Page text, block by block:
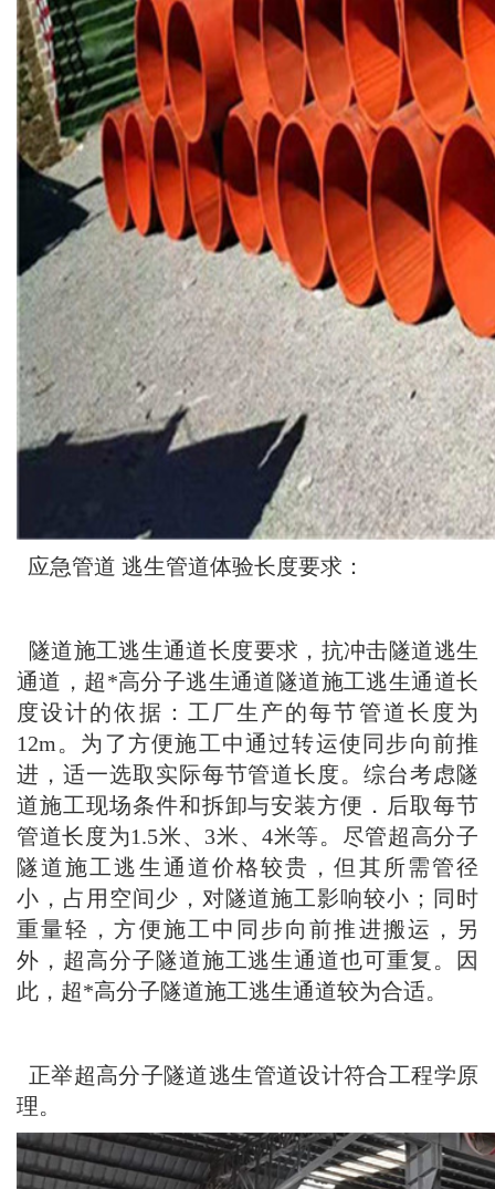
应急管道 逃生管道体验长度要求：
隧道施工逃生通道长度要求，抗冲击隧道逃生
通道，超*高分子逃生通道隧道施工逃生通道长
度设计的依据：工厂生产的每节管道长度为
12m。为了方便施工中通过转运使同步向前推
进，适一选取实际每节管道长度。综台考虑隧
道施工现场条件和拆卸与安装方便．后取每节
管道长度为1.5米、3米、4米等。尽管超高分子
隧道施工逃生通道价格较贵，但其所需管径
小，占用空间少，对隧道施工影响较小；同时
重量轻，方便施工中同步向前推进搬运，另
外，超高分子隧道施工逃生通道也可重复。因
此，超*高分子隧道施工逃生通道较为合适。
正举超高分子隧道逃生管道设计符合工程学原
理。